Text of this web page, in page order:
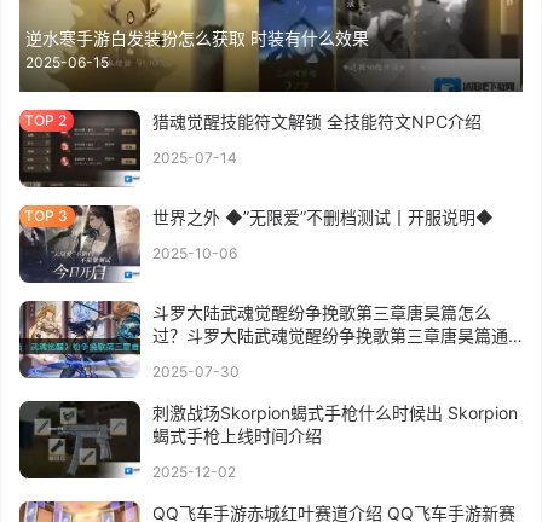
逆水寒手游白发装扮怎么获取 时装有什么效果
2025-06-15
猎魂觉醒技能符文解锁 全技能符文NPC介绍
2025-07-14
世界之外 ◆”无限爱”不删档测试丨开服说明◆
2025-10-06
斗罗大陆武魂觉醒纷争挽歌第三章唐昊篇怎么
过？斗罗大陆武魂觉醒纷争挽歌第三章唐昊篇通
2025-07-30
刺激战场Skorpion蝎式手枪什么时候出 Skorpion
蝎式手枪上线时间介绍
2025-12-02
QQ飞车手游赤城红叶赛道介绍 QQ飞车手游新赛